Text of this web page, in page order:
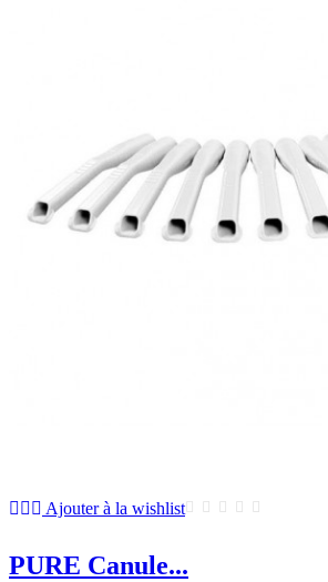
Ajouter à la wishlist
PURE Canule...